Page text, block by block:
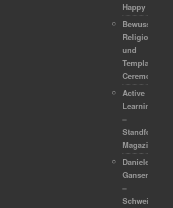
Happy
Bewusstsein,
Religion
und
Template
Ceremonies
Active
Learning
–
Standford
Magazine
Daniele
Ganser
–
Schweizer